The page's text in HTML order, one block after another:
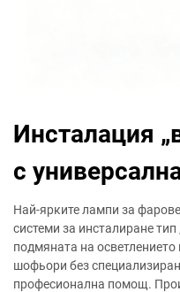
Инсталация
с
Най-ярките лампи за
системи за инсталиране
подмяната на
шофьори без
професионална помощ.